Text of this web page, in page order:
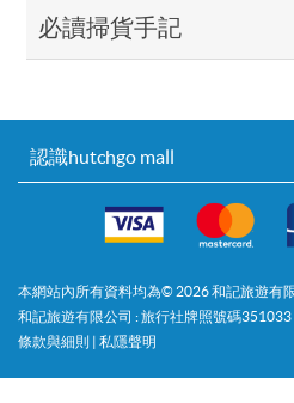
必讀掃貨手記
認識hutchgo mall
本網站內所有資料均為© 2026和記旅遊有
和記旅遊有限公司 : 旅行社牌照號碼351033
條款與細則 | 私隱聲明